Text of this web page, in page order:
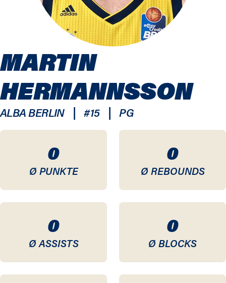
0
Ø PUNKTE
0
Ø REBOUNDS
0
Ø ASSISTS
0
Ø BLOCKS
MARTIN
HERMANNSSON
ALBA BERLIN | #15 | PG